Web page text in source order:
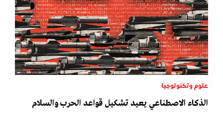
علوم وتكنولوجيا
الذكاء الاصطناعي يعيد تشكيل قواعد الحرب والسلام